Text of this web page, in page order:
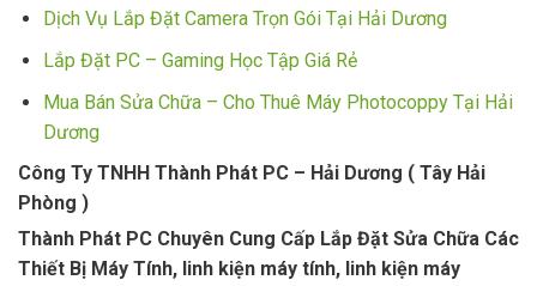
Dịch Vụ Lắp Đặt Camera Trọn Gói Tại Hải Dương
Lắp Đặt PC – Gaming Học Tập Giá Rẻ
Mua Bán Sửa Chữa – Cho Thuê Máy Photocoppy Tại Hải
Dương
Công Ty TNHH Thành Phát PC – Hải Dương ( Tây Hải
Phòng )
Thành Phát PC Chuyên Cung Cấp Lắp Đặt Sửa Chữa Các
Thiết Bị Máy Tính, linh kiện máy tính, linh kiện máy